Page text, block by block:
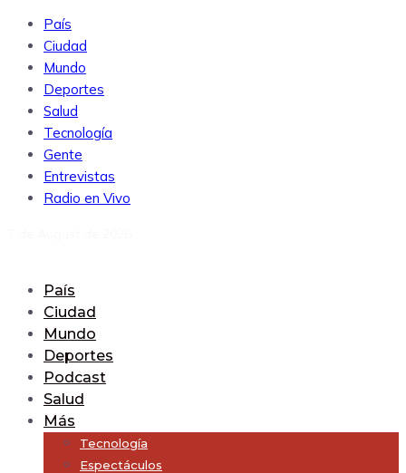
País
Ciudad
Mundo
Deportes
Salud
Tecnología
Gente
Entrevistas
Radio en Vivo
País
Ciudad
Mundo
Deportes
Podcast
Salud
Más
Tecnología
Espectáculos